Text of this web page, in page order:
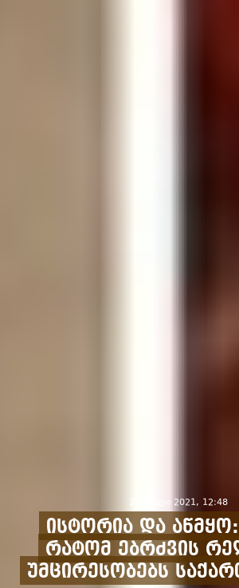
2 აპრილი 2021, 12:48
ისტორია და
რატომ ებრძვის
უმცირესობებს